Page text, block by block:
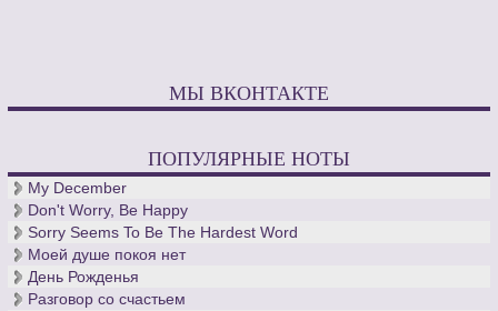
МЫ ВКОНТАКТЕ
ПОПУЛЯРНЫЕ НОТЫ
My December
Don't Worry, Be Happy
Sorry Seems To Be The Hardest Word
Моей душе покоя нет
День Рожденья
Разговор со счастьем